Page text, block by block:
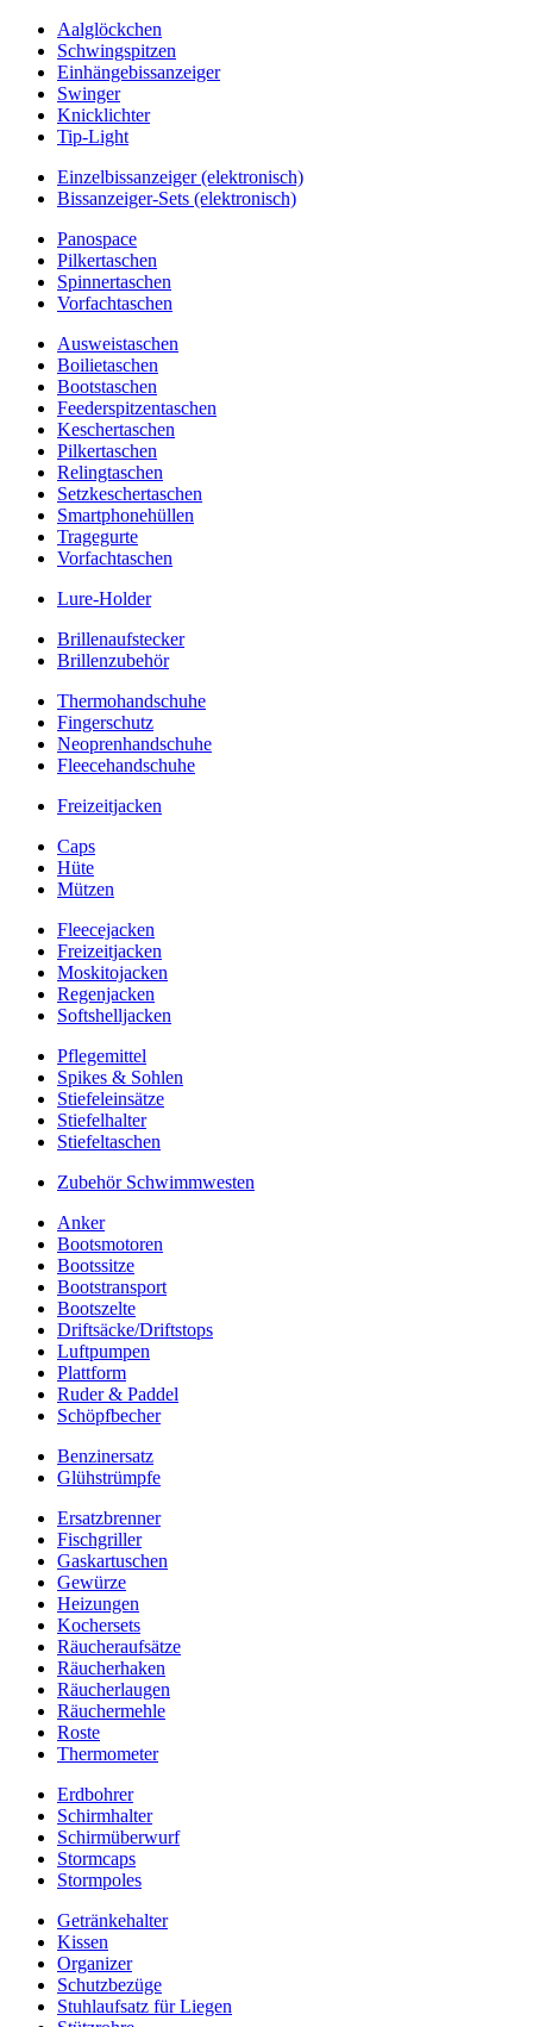
Aalglöckchen
Schwingspitzen
Einhängebissanzeiger
Swinger
Knicklichter
Tip-Light
Einzelbissanzeiger (elektronisch)
Bissanzeiger-Sets (elektronisch)
Panospace
Pilkertaschen
Spinnertaschen
Vorfachtaschen
Ausweistaschen
Boilietaschen
Bootstaschen
Feederspitzentaschen
Keschertaschen
Pilkertaschen
Relingtaschen
Setzkeschertaschen
Smartphonehüllen
Tragegurte
Vorfachtaschen
Lure-Holder
Brillenaufstecker
Brillenzubehör
Thermohandschuhe
Fingerschutz
Neoprenhandschuhe
Fleecehandschuhe
Freizeitjacken
Caps
Hüte
Mützen
Fleecejacken
Freizeitjacken
Moskitojacken
Regenjacken
Softshelljacken
Pflegemittel
Spikes & Sohlen
Stiefeleinsätze
Stiefelhalter
Stiefeltaschen
Zubehör Schwimmwesten
Anker
Bootsmotoren
Bootssitze
Bootstransport
Bootszelte
Driftsäcke/Driftstops
Luftpumpen
Plattform
Ruder & Paddel
Schöpfbecher
Benzinersatz
Glühstrümpfe
Ersatzbrenner
Fischgriller
Gaskartuschen
Gewürze
Heizungen
Kochersets
Räucheraufsätze
Räucherhaken
Räucherlaugen
Räuchermehle
Roste
Thermometer
Erdbohrer
Schirmhalter
Schirmüberwurf
Stormcaps
Stormpoles
Getränkehalter
Kissen
Organizer
Schutzbezüge
Stuhlaufsatz für Liegen